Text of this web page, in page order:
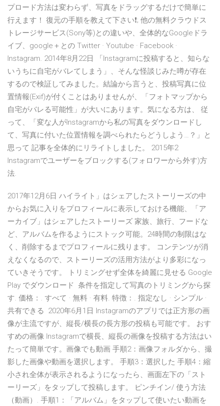
プロード方法は変わらず、写真をドラッグするだけで簡単に
行えます！ 復元の手順を教えて下さい❗; 他の無料クラウドス
トレージサービス(Sony等)との違いや、全体的なGoogleドラ
イブ、google＋との Twitter · Youtube · Facebook ·
Instagram. 2014年8月22日 「Instagramに投稿すると、知らな
いうちに自宅がバレてしまう」、そんな怪談じみた噂が存在
するので検証してみました。結論から言うと、投稿写真に位
置情報(Exif)が付くことはありませんが、「フォトマップから
自宅がバレる可能性」が大いにあります。気になる方は、 従
って、「変な人がInstagramから私の写真をダウンロードし
て、写真に付いた位置情報を調べられたらどうしよう…？」と
思って 記事を全体的にリライトしました。 2015年2
Instagramでユーザーをブロックする(フォロワーから外す)方
法.
2017年12月6日 ハイライト」はシェアしたストーリーズの中
からお気に入りをプロフィールに表示しておける機能、「ア
ーカイブ」はシェアしたストーリーズ 家族、旅行、フードな
ど、アルバムを作るようにストック可能。24時間の制限はな
く、削除するまでプロフィールに残ります。 コンテンツが消
えなくなるので、ストーリーズの活用方法がより多彩になっ
ていきそうです。 トリミングせず全体を綺麗に見せる Google
Play でダウンロード 条件を指定して写真のトリミングから探
す. 価格：. すべて · 無料 · 有料. 特徴：. 指定なし · シンプル ·
共有できる 2020年6月1日 Instagramのアプリでは正方形の画
像が主流ですが、縦長/横長の長方形の投稿も可能です。 おす
すめの画像 Instagramで横長、縦長の画像を投稿する方法はい
たって簡単です。画像でも動画 手順2：画像フォルダから、撮
影した画像や動画を選択します。 手順3：選択した 手順4：縮
小され全体が表示されるようになったら、画面左下の「スト
ーリーズ」をタップして投稿します。 ピンチイン/ 使う方法
（動画）. 手順1：「アルバム」をタップして使いたい動画を